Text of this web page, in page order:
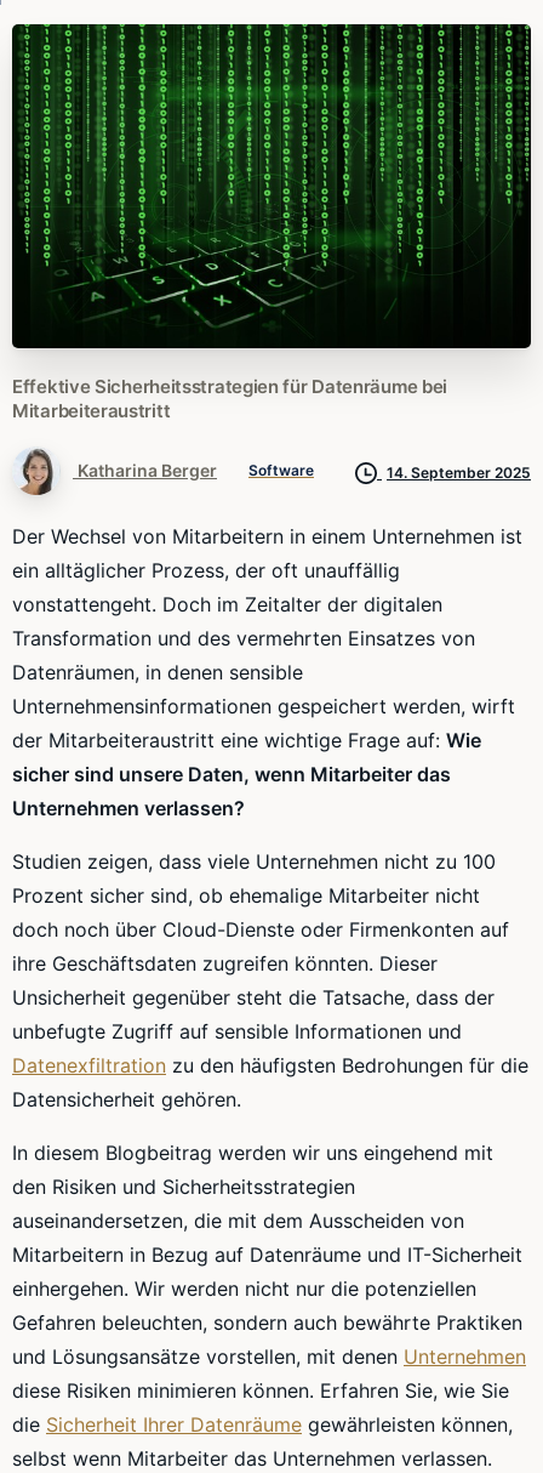
EffektiveSicherheitsstrategien für Datenräume bei
Mitarbeiteraustritt
Katharina Berger Software 14. September 2025
Der Wechsel von Mitarbeitern in einem Unternehmen ist
ein alltäglicher Prozess, der oft unauffällig
vonstattengeht. Doch im Zeitalter der digitalen
Transformation und des vermehrten Einsatzes von
Datenräumen, in denen sensible
Unternehmensinformationen gespeichert werden, wirft
der Mitarbeiteraustritt eine wichtige Frage auf: Wie
sicher sind unsere Daten, wenn Mitarbeiter das
Unternehmen verlassen?
Studien zeigen, dass viele Unternehmen nicht zu 100
Prozent sicher sind, ob ehemalige Mitarbeiter nicht
doch noch über Cloud-Dienste oder Firmenkonten auf
ihre Geschäftsdaten zugreifen könnten. Dieser
Unsicherheit gegenüber steht die Tatsache, dass der
unbefugte Zugriff auf sensible Informationen und
Datenexfiltration zu den häufigsten Bedrohungen für die
Datensicherheit gehören.
In diesem Blogbeitrag werden wir uns eingehend mit
den Risiken und Sicherheitsstrategien
auseinandersetzen, die mit dem Ausscheiden von
Mitarbeitern in Bezug auf Datenräume und IT-Sicherheit
einhergehen. Wir werden nicht nur die potenziellen
Gefahren beleuchten, sondern auch bewährte Praktiken
und Lösungsansätze vorstellen, mit denen Unternehmen
diese Risiken minimieren können. Erfahren Sie, wie Sie
die Sicherheit Ihrer Datenräume gewährleisten können,
selbst wenn Mitarbeiter das Unternehmen verlassen.